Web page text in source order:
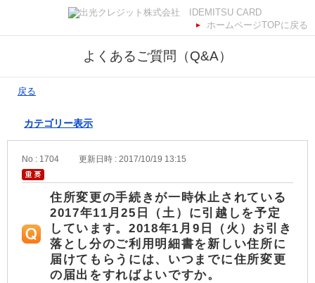
ホームページTOPに戻る
よくあるご質問（Q&A）
戻る
カテゴリー表示
No : 1704 更新日時 : 2017/10/19 13:15
住所変更の手続きが一時休止されている
2017年11月25日（土）に引越しを予定
しています。2018年1月9日（火）お引き
落とし分のご利用明細書を新しい住所に
届けてもらうには、いつまでに住所変更
の届出をすればよいですか。